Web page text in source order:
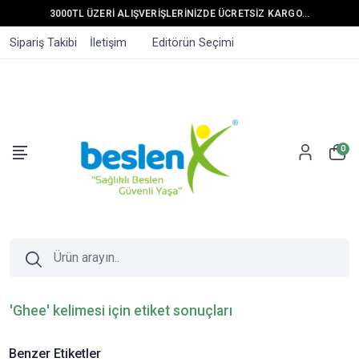
3000TL ÜZERİ ALIŞVERİŞLERİNİZDE ÜCRETSİZ KARGO...
Sipariş Takibi İletişim Editörün Seçimi
0
'Ghee' kelimesi için etiket sonuçları
Benzer Etiketler